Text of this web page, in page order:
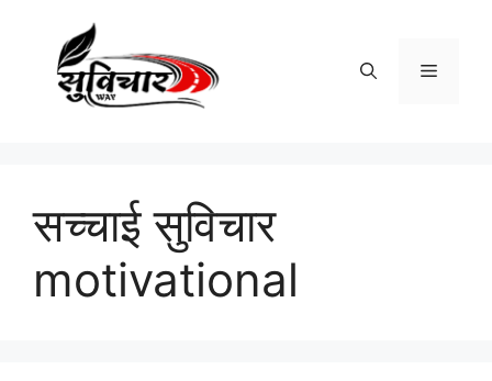
content
Menu
सच्चाई सुविचार
motivational